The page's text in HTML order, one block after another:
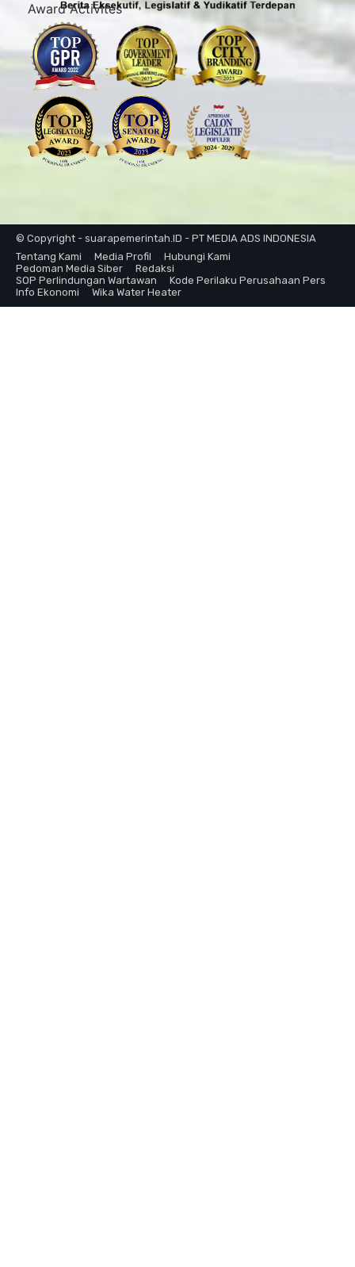
Award Activites
© Copyright - suarapemerintah.ID - PT MEDIA ADS INDONESIA
Tentang Kami
Media Profil
Hubungi Kami
Pedoman Media Siber
Redaksi
SOP Perlindungan Wartawan
Kode Perilaku Perusahaan Pers
Info Ekonomi
Wika Water Heater